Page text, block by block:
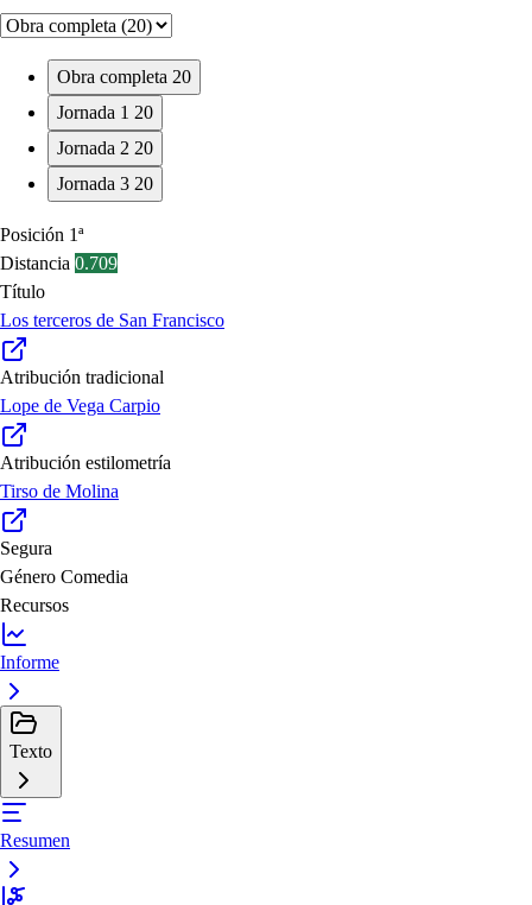
Obra completa 20
Jornada 1 20
Jornada 2 20
Jornada 3 20
Posición 1ª
Distancia 0.709
Título
Los terceros de San Francisco
Atribución tradicional
Lope de Vega Carpio
Atribución estilometría
Tirso de Molina
Segura
Género Comedia
Recursos
Informe
Texto
Resumen